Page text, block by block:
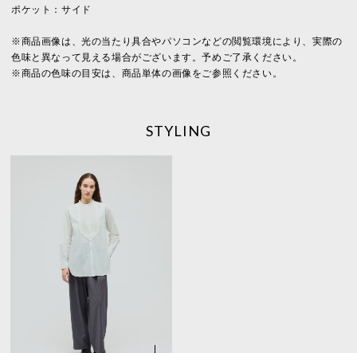
ポケット：サイド
※商品画像は、光の当たり具合やパソコンなどの閲覧環境により、実際の
色味と異なって見える場合がございます。予めご了承ください。
※商品の色味の目安は、商品単体の画像をご参照ください。
STYLING